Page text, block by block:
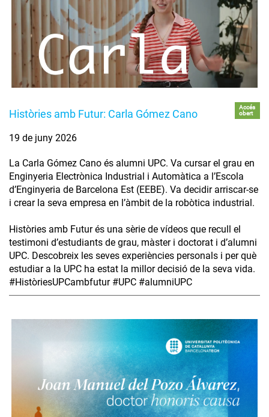
Històries amb Futur: Carla Gómez Cano
Accés
obert
19 de juny 2026
La Carla Gómez Cano és alumni UPC. Va cursar el grau en
Enginyeria Electrònica Industrial i Automàtica a l’Escola
d’Enginyeria de Barcelona Est (EEBE). Va decidir arriscar-se
i crear la seva empresa en l’àmbit de la robòtica industrial.
Històries amb Futur és una sèrie de vídeos que recull el
testimoni d’estudiants de grau, màster i doctorat i d’alumni
UPC. Descobreix les seves experiències personals i per què
estudiar a la UPC ha estat la millor decisió de la seva vida.
#HistòriesUPCambfutur #UPC #alumniUPC